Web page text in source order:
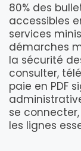
80% des
accessibles
services
démarches
la sécurité
consulter,
paie en PDF
se
les lignes